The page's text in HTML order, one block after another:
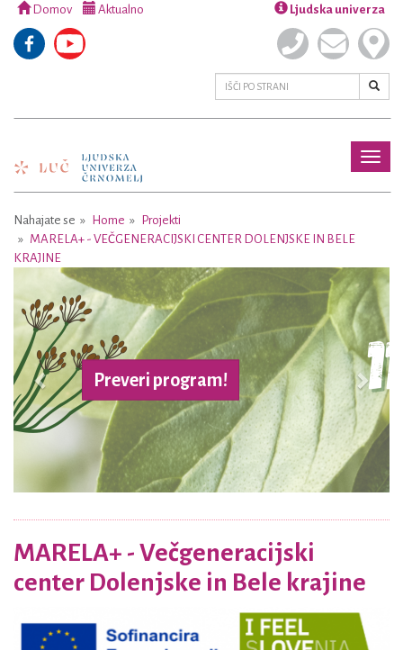
Domov Aktualno Ljudska univerza
Nahajate se Home
Projekti
MARELA+ - VEČGENERACIJSKI CENTER DOLENJSKE IN BELE
KRAJINE
Preveri program!
Previous Next
MARELA+ - Večgeneracijski
center Dolenjske in Bele krajine